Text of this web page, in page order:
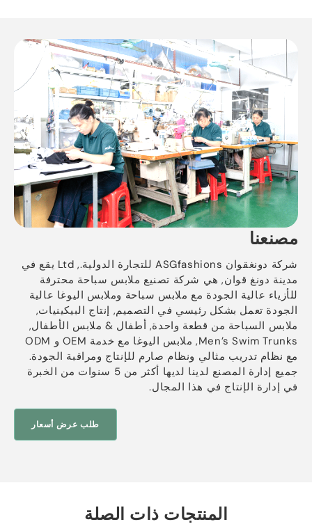
مصنعنا
شركة دونغقوان ASGfashions للتجارة الدولية., Ltd يقع في
مدينة دونغ قوان, هي شركة تصنيع ملابس سباحة محترفة
للأزياء عالية الجودة مع ملابس سباحة وملابس اليوغا عالية
الجودة تعمل بشكل رئيسي في التصميم, إنتاج البيكينيات,
ملابس السباحة من قطعة واحدة, أطفال & ملابس الأطفال,
Men’s Swim Trunks
, ملابس اليوغا مع خدمة OEM و ODM
مع نظام تدريب مثالي ونظام صارم للإنتاج ومراقبة الجودة.
جميع إدارة المصنع لدينا لديها أكثر من 5 سنوات من الخبرة
في إدارة الإنتاج في هذا المجال.
طلب عرض أسعار
المنتجات ذات الصلة